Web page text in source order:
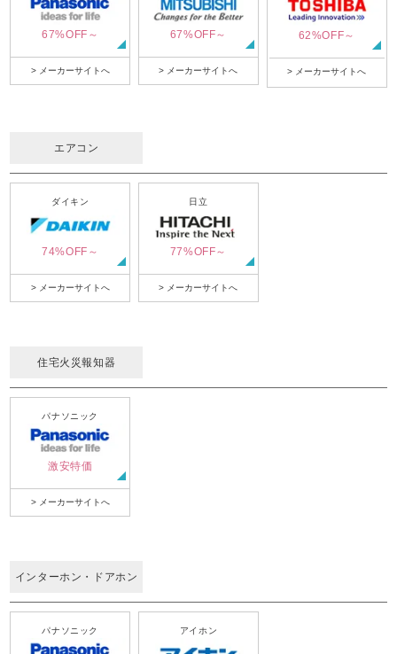
67%OFF～
> メーカーサイトへ
67%OFF～
> メーカーサイトへ
62%OFF～
> メーカーサイトへ
エアコン
ダイキン
74%OFF～
> メーカーサイトへ
日立
77%OFF～
> メーカーサイトへ
住宅火災報知器
パナソニック
激安特価
> メーカーサイトへ
インターホン・ドアホン
パナソニック アイホン